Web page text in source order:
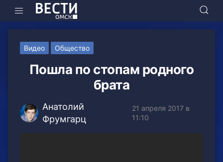
Видео Общество
Пошла по стопам родного
брата
Анатолий
Фрумгарц
21 апреля 2017 в
11:10